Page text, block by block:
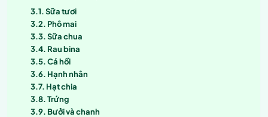
Sữa tươi
Phô mai
Sữa chua
Rau bina
Cá hồi
Hạnh nhân
Hạt chia
Trứng
Bưởi và chanh